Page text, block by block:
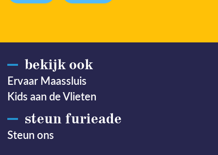
bekijk ook
Ervaar Maassluis
Kids aan de Vlieten
steun furieade
Steun ons